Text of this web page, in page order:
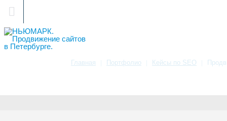
Главная Портфолио Кейсы по SEO